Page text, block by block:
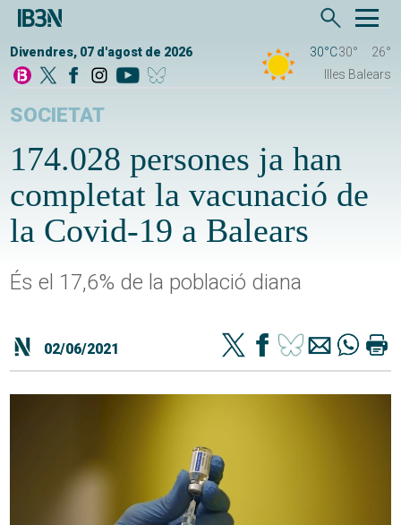
Divendres, 07 d'agost de 2026 30°C30°
26°
Illes Balears
SOCIETAT
174.028 persones ja han
completat la vacunació de
la Covid-19 a Balears
És el 17,6% de la població diana
02/06/2021